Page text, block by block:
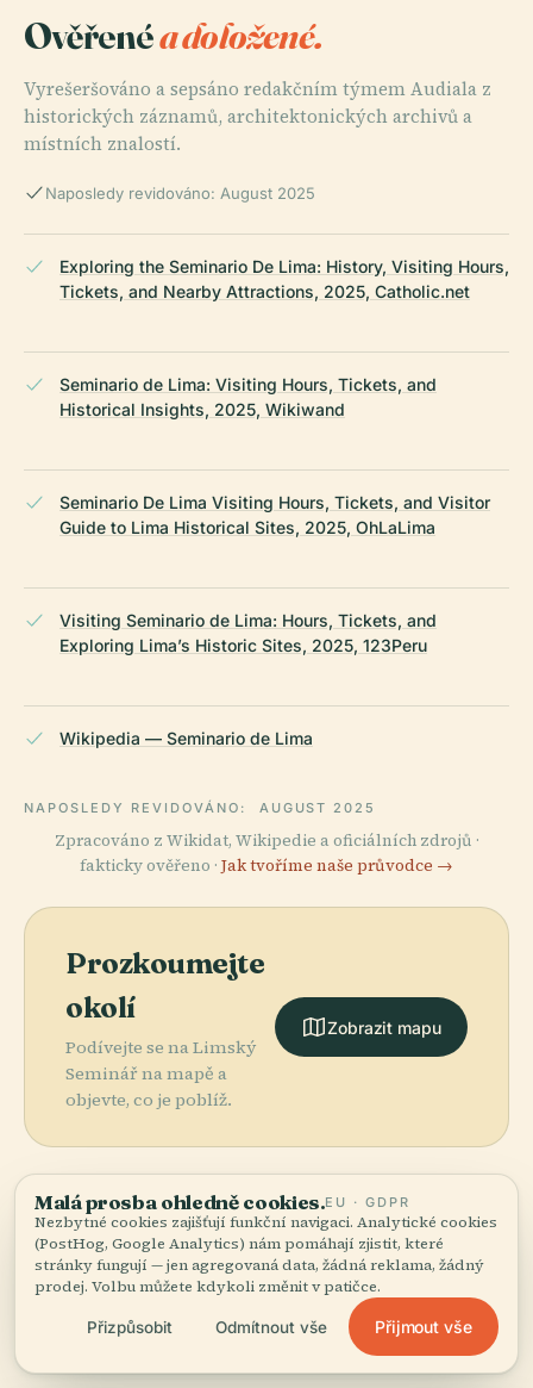
Ověřenéa doložené.
Vyrešeršováno a sepsáno redakčním týmem Audiala z
historických záznamů, architektonických archivů a
místních znalostí.
Naposledy revidováno: August 2025
Exploring the Seminario De Lima: History, Visiting Hours,
Tickets, and Nearby Attractions, 2025, Catholic.net
Seminario de Lima: Visiting Hours, Tickets, and
Historical Insights, 2025, Wikiwand
Seminario De Lima Visiting Hours, Tickets, and Visitor
Guide to Lima Historical Sites, 2025, OhLaLima
Visiting Seminario de Lima: Hours, Tickets, and
Exploring Lima’s Historic Sites, 2025, 123Peru
Wikipedia — Seminario de Lima
NAPOSLEDY REVIDOVÁNO: AUGUST 2025
Zpracováno z Wikidat, Wikipedie a oficiálních zdrojů ·
fakticky ověřeno · Jak tvoříme naše průvodce →
Prozkoumejte
okolí
Podívejte se na Limský
Seminář na mapě a
objevte, co je poblíž.
Zobrazit mapu
More inLima.
216 míst k objevení — pár, která stojí za to spojit
dohromady.
San Miguel Vládní Palác
PLACE
Larcovo
Malá prosba ohledně cookies.EU · GDPR
Nezbytné cookies zajišťují funkční navigaci. Analytické cookies
(PostHog, Google Analytics) nám pomáhají zjistit, které
stránky fungují — jen agregovaná data, žádná reklama, žádný
prodej. Volbu můžete kdykoli změnit v patičce.
Přizpůsobit Odmítnout vše Přijmout vše